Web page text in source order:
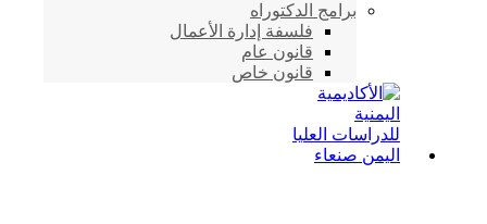
برامج الدكتوراه
فلسفة إدارة الأعمال
قانون عام
قانون خاص